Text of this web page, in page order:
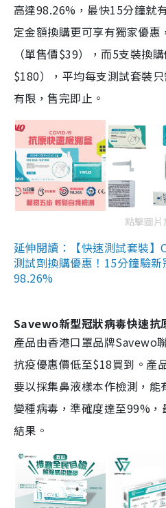
高達98.26%，最快15分鐘就
定金額換購更可享有獨家優
（單售價$39），而5支裝換
$180），平均每支測試套裝
有限，售完即止。
點擊圖片
延伸閱讀：【快速測試套裝】
測試劑換購優惠！15分鐘驗
98.26%
Savewo新型冠狀病毒快速抗
產品由香港口罩品牌Savewo
抗疫優惠價低至$18買到。產
要以採集鼻液樣本作檢測，
變種病毒，準確度達至99%
結果。